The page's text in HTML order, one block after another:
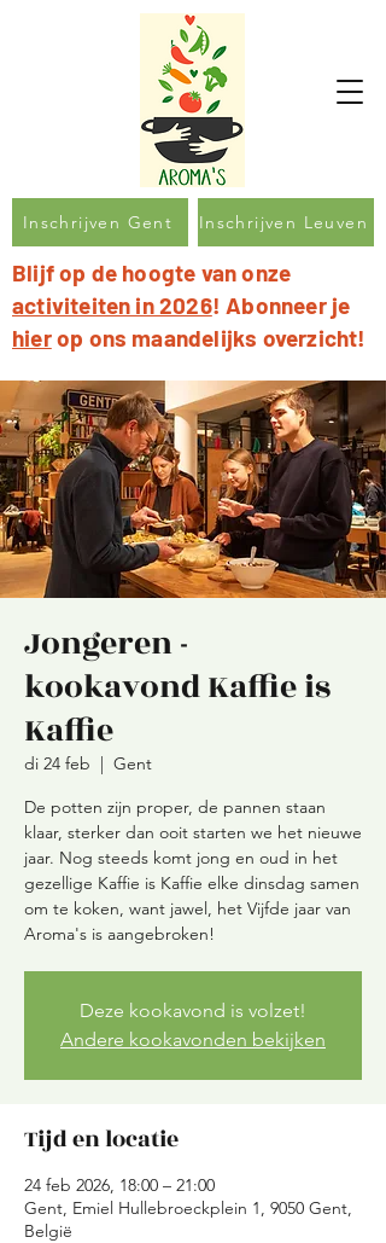
Inschrijven Gent Inschrijven Leuven
Blijf op de hoogte van onze
activiteiten in 2026! Abonneer je
hierop ons maandelijks overzicht!
Jongeren -
kookavond Kaffie is
Kaffie
di 24 feb
  |
Gent
De potten zijn proper, de pannen staan
klaar, sterker dan ooit starten we het nieuwe
jaar. Nog steeds komt jong en oud in het
gezellige Kaffie is Kaffie elke dinsdag samen
om te koken, want jawel, het Vijfde jaar van
Aroma's is aangebroken!
Deze kookavond is volzet!
Andere kookavonden bekijken
Tijd en locatie
24 feb 2026, 18:00 – 21:00
Gent, Emiel Hullebroeckplein 1, 9050 Gent,
België